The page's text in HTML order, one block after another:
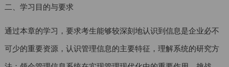
二、学习目的与要求
通过本章的学习，要求考生能够较深刻地认识到信息是企业必不
可少的重要资源，认识管理信息的主要特征，理解系统的研究方